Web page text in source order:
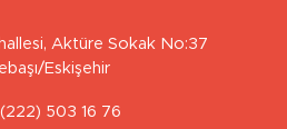
Aktüre Sokak No:37
Eskişehir
503 16 76